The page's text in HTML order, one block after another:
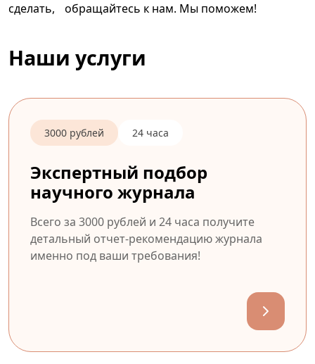
сделать, обращайтесь к нам. Мы поможем!
Наши услуги
3000 рублей 24 часа
Экспертный подбор
научного журнала
Всего за 3000 рублей и 24 часа получите
детальный отчет-рекомендацию журнала
именно под ваши требования!